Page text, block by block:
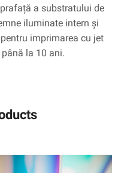
a substratului de
iluminate intern și
imprimarea cu jet
la 10 ani.